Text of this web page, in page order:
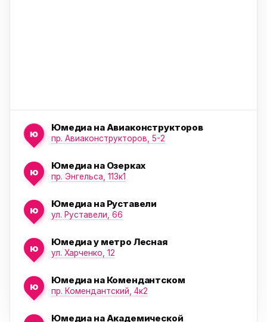
ю
Юмедиа на Авиаконструкторов
пр. Авиаконструкторов, 5-2
ю
Юмедиа на Озерках
пр. Энгельса, 113к1
ю
Юмедиа на Руставели
ул. Руставели, 66
ю
Юмедиа у метро Лесная
ул. Харченко, 12
ю
Юмедиа на Комендантском
пр. Комендантский, 4к2
Юмедиа на Академической